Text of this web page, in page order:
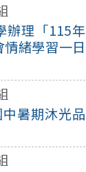
辦理「115年
緒學習一日
暑期沐光品